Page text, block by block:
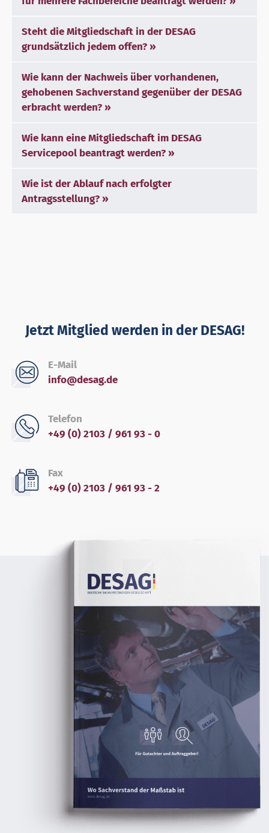
Steht die Mitgliedschaft in der DESAG
grundsätzlich jedem offen?
Wie kann der Nachweis über vorhandenen,
gehobenen Sachverstand gegenüber der DESAG
erbracht werden?
Wie kann eine Mitgliedschaft im DESAG
Servicepool beantragt werden?
Wie ist der Ablauf nach erfolgter
Antragsstellung?
Jetzt Mitglied werden in der DESAG!
E-Mail
info@desag.de
Telefon
+49 (0) 2103 / 961 93 - 0
Fax
+49 (0) 2103 / 961 93 - 2